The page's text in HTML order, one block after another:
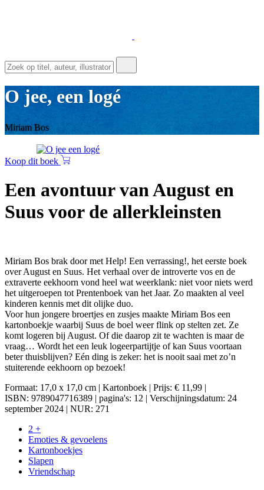
O jee, een logé
Miriam Bos
Koop dit boek
Een avontuur van August en
Suus voor de allerkleinsten
Miriam Bos brak door met Help! Een verrassing!, het eerste boek
over August en Suus. Het verhaal over de introverte vos en de
extraverte eekhoorn vond heel wat weerklank: niet voor niets werd
het uitgeroepen tot Prentenboek van het Jaar. Zo maakten al veel
kinderen kennis met dit olijke duo.
Voor hun jongere broertjes en zusjes maakte Miriam Bos een
kartonboekje waarbij Suus de boel weer flink op stelten zet. Ze
komt logeren bij August. Of die daarop zit te wachten is maar de
vraag… Wordt het een leuk logeerpartijtje of kan Suus voortaan
beter thuisblijven? Eén ding is zeker: het is nooit saai met zo’n
stuiterende eekhoorn op bezoek!
Formaat: 17,0 x 17,0 cm | Kartonboek | Prijs: € 11,99 |
ISBN: 9789047716389 | pagina's: 12 | Verschijningsdatum: 24
september 2024 | NUR: 271
2 +
Emoties & gevoelens
Kartonboekjes
Slapen
Vriendschap